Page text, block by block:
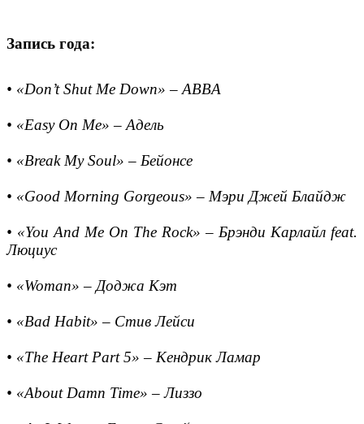
Запись года:
• «Don’t Shut Me Down» – ABBA
• «Easy On Me» – Адель
• «Break My Soul» – Бейонсе
• «Good Morning Gorgeous» – Мэри Джей Блайдж
• «You And Me On The Rock» – Брэнди Карлайл feat.
Люциус
• «Woman» – Доджа Кэт
• «Bad Habit» – Стив Лейси
• «The Heart Part 5» – Кендрик Ламар
• «About Damn Time» – Лиззо